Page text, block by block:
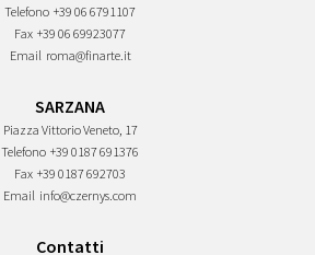
Telefono +39 06 6791107
Fax +39 06 69923077
Email roma@finarte.it
SARZANA
Piazza Vittorio Veneto, 17
Telefono +39 0187 691376
Fax +39 0187 692703
Email info@czernys.com
Contatti